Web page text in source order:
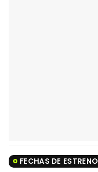
FECHAS DE ESTRENO